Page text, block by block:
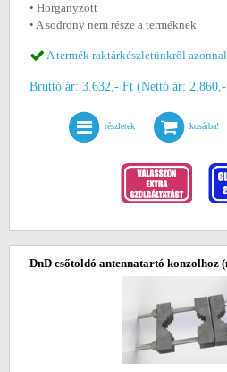
• Horganyzott
• A sodrony nem része a terméknek
A termék raktárkészletünkről
Bruttó ár: 3.632,- Ft (Nettó ár:
részletek kosárba!
DnD csőtoldó antennatartó konzolhoz